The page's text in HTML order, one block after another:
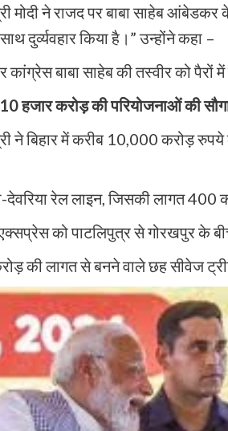
मोदी ने राजद पर बाबा साहेब
दुर्व्यवहार किया है।” उन्होंने कहा –
कांग्रेस बाबा साहेब की तस्वीर को
10 हजार करोड़ की परियोजनाओं की
ने बिहार में करीब 10,000 करोड़
देवरिया रेल लाइन, जिसकी लागत
को पाटलिपुत्र से गोरखपुर के
की लागत से बनने वाले छह सीवेज